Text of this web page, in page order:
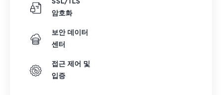
SSL/TLS
암호화
보안 데이터
센터
접근 제어 및
입증